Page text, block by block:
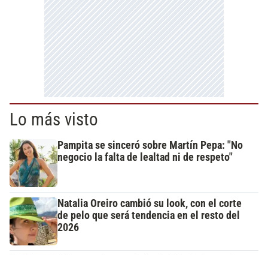
Lo más visto
Pampita se sinceró sobre Martín Pepa: "No
negocio la falta de lealtad ni de respeto"
Natalia Oreiro cambió su look, con el corte
de pelo que será tendencia en el resto del
2026